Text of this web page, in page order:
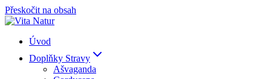
Přeskočit na obsah
Úvod
Doplňky Stravy
Ašvaganda